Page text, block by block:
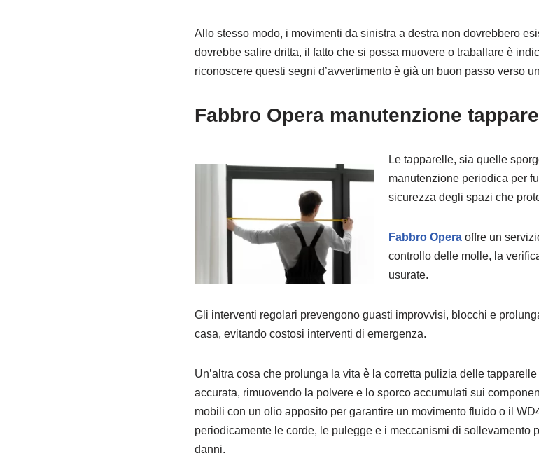
Allo stesso modo, i movimenti da sinistra a destra non dovrebbero
dovrebbe salire dritta, il fatto che si possa muovere o traballare è
riconoscere questi segni d’avvertimento è già un buon passo verso
Fabbro Opera manutenzione
Le tapparelle, sia quelle
manutenzione periodica per
sicurezza degli spazi che
Fabbro Operaoffre un
controllo delle molle, la
usurate.
Gli interventi regolari prevengono guasti improvvisi, blocchi e
casa, evitando costosi interventi di emergenza.
Un’altra cosa che prolunga la vita è la corretta pulizia delle
accurata, rimuovendo la polvere e lo sporco accumulati sui
mobili con un olio apposito per garantire un movimento fluido o il
periodicamente le corde, le pulegge e i meccanismi di sollevamento
danni.